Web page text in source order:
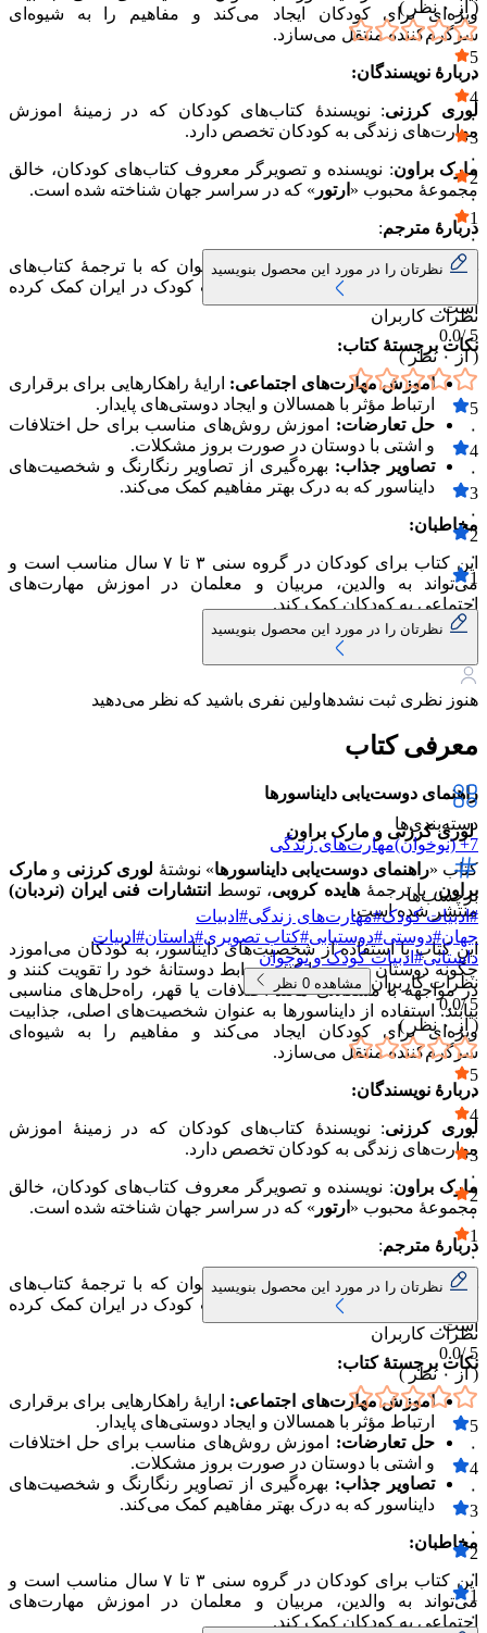
ویژه‌ای برای کودکان ایجاد می‌کند و مفاهیم را به شیوه‌ای
سرگرم‌کننده منتقل می‌سازد.
دربارهٔ نویسندگان:
لوری کرزنی: نویسندهٔ کتاب‌های کودکان که در زمینهٔ اموزش
مهارت‌های زندگی به کودکان تخصص دارد.
مارک براون: نویسنده و تصویرگر معروف کتاب‌های کودکان، خالق
مجموعهٔ محبوب « ارتور » که در سراسر جهان شناخته شده است.
دربارهٔ مترجم:
هایده کروبی ، مترجم اثار کودک و نوجوان که با ترجمهٔ کتاب‌های
اموزشی و داستانی، به گسترش ادبیات کودک در ایران کمک کرده
است.
نکات برجستهٔ کتاب:
اموزش مهارت‌های اجتماعی: ارایهٔ راهکارهایی برای برقراری
ارتباط مؤثر با همسالان و ایجاد دوستی‌های پایدار.
حل تعارضات:
اموزش روش‌های مناسب برای حل اختلافات
و اشتی با دوستان در صورت بروز مشکلات.
تصاویر جذاب: بهره‌گیری از تصاویر رنگارنگ و شخصیت‌های
دایناسور که به درک بهتر مفاهیم کمک می‌کند.
مخاطبان:
این کتاب برای کودکان در گروه سنی ۳ تا ۷ سال مناسب است و
می‌تواند به والدین، مربیان و معلمان در اموزش مهارت‌های
اجتماعی به کودکان کمک کند.
( از ۰ نظر )
5
۰
4
۰
3
۰
2
۰
1
۰
نظرتان را در مورد این محصول بنویسید
نظرات کاربران
5 /
0.0
( از ۰ نظر )
5
۰
4
۰
3
۰
2
۰
1
۰
نظرتان را در مورد این محصول بنویسید
هنوز نظری ثبت نشدهاولین نفری باشید که نظر می‌دهید
معرفی کتاب
راهنمای دوست‌یابی دایناسورها
لوری کرزنی و مارک براون
کتاب «راهنمای دوست‌یابی دایناسورها» نوشتهٔ لوری کرزنی و مارک
براون، با ترجمهٔ هایده کروبی، توسط
انتشارات فنی ایران (نردبان)
منتشر شده است.
این کتاب با استفاده از شخصیت‌های دایناسور، به کودکان می‌اموزد
چگونه دوستان جدید پیدا کنند، روابط دوستانهٔ خود را تقویت کنند و
در مواجهه با مشکلاتی مانند اختلافات یا قهر، راه‌حل‌های مناسبی
بیابند. استفاده از دایناسورها به عنوان شخصیت‌های اصلی، جذابیت
ویژه‌ای برای کودکان ایجاد می‌کند و مفاهیم را به شیوه‌ای
سرگرم‌کننده منتقل می‌سازد.
دربارهٔ نویسندگان:
لوری کرزنی: نویسندهٔ کتاب‌های کودکان که در زمینهٔ اموزش
مهارت‌های زندگی به کودکان تخصص دارد.
مارک براون: نویسنده و تصویرگر معروف کتاب‌های کودکان، خالق
مجموعهٔ محبوب « ارتور » که در سراسر جهان شناخته شده است.
دربارهٔ مترجم:
هایده کروبی ، مترجم اثار کودک و نوجوان که با ترجمهٔ کتاب‌های
اموزشی و داستانی، به گسترش ادبیات کودک در ایران کمک کرده
است.
نکات برجستهٔ کتاب:
اموزش مهارت‌های اجتماعی: ارایهٔ راهکارهایی برای برقراری
ارتباط مؤثر با همسالان و ایجاد دوستی‌های پایدار.
حل تعارضات:
اموزش روش‌های مناسب برای حل اختلافات
و اشتی با دوستان در صورت بروز مشکلات.
تصاویر جذاب: بهره‌گیری از تصاویر رنگارنگ و شخصیت‌های
دایناسور که به درک بهتر مفاهیم کمک می‌کند.
مخاطبان:
این کتاب برای کودکان در گروه سنی ۳ تا ۷ سال مناسب است و
می‌تواند به والدین، مربیان و معلمان در اموزش مهارت‌های
اجتماعی به کودکان کمک کند.
دسته‌بندی‌ها
7+ (نوخوان)
مهارت‌های زندگی
برچسب‌ها
#ادبیات کودک#مهارت‌های زندگی# ادبیات
جهان#دوستی#دوستیابی#کتاب تصویری#داستان# ادبیات
داستانی# ادبیات کودک و نوجوان
نظرات کاربران
مشاهده 0 نظر
5 /
0.0
( از
۰ نظر )
5
۰
4
۰
3
۰
2
۰
1
۰
نظرتان را در مورد این محصول بنویسید
نظرات کاربران
5 /
0.0
( از ۰ نظر )
5
۰
4
۰
3
۰
2
۰
1
۰